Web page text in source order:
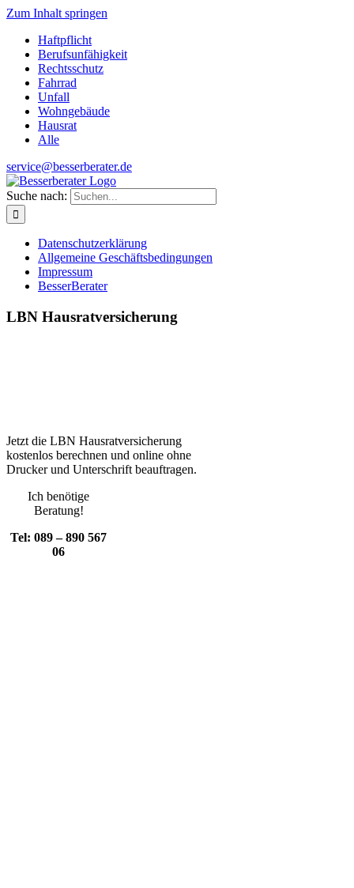
Zum Inhalt springen
Haftpflicht
Berufsunfähigkeit
Rechtsschutz
Fahrrad
Unfall
Wohngebäude
Hausrat
Alle
service@besserberater.de
Suche nach:
Datenschutzerklärung
Allgemeine Geschäftsbedingungen
Impressum
BesserBerater
LBN Hausratversicherung
Jetzt die LBN Hausratversicherung
kostenlos berechnen und online ohne
Drucker und Unterschrift beauftragen.
Ich benötige
Beratung!
Tel: 089 – 890 567
06